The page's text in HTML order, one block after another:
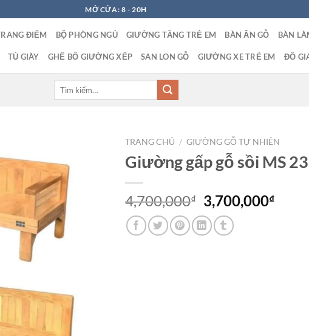
MỞ CỬA: 8 - 20H
ĐIỂM BỘ PHÒNG NGỦ GIƯỜNG TẦNG TRẺ EM BÀN ĂN GỖ BÀN
TỦ GIÀY GHẾ BỐ GIƯỜNG XẾP SAN LON GỖ GIƯỜNG XE TRẺ EM ĐỒ
TRANG CHỦ / GIƯỜNG GỖ TỰ NHIÊN
Giường gấp gỗ sồi MS
4,700,000₫
Giá
gốc
là:
3,700,000₫Giá